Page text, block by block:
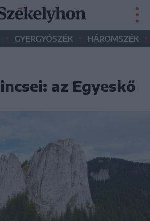
• GYERGYÓSZÉK • HÁROMSZÉK •
az Egyeskő